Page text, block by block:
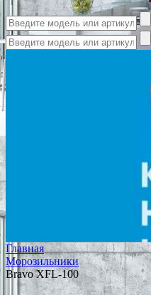
Главная
Морозильники
Bravo XFL-100